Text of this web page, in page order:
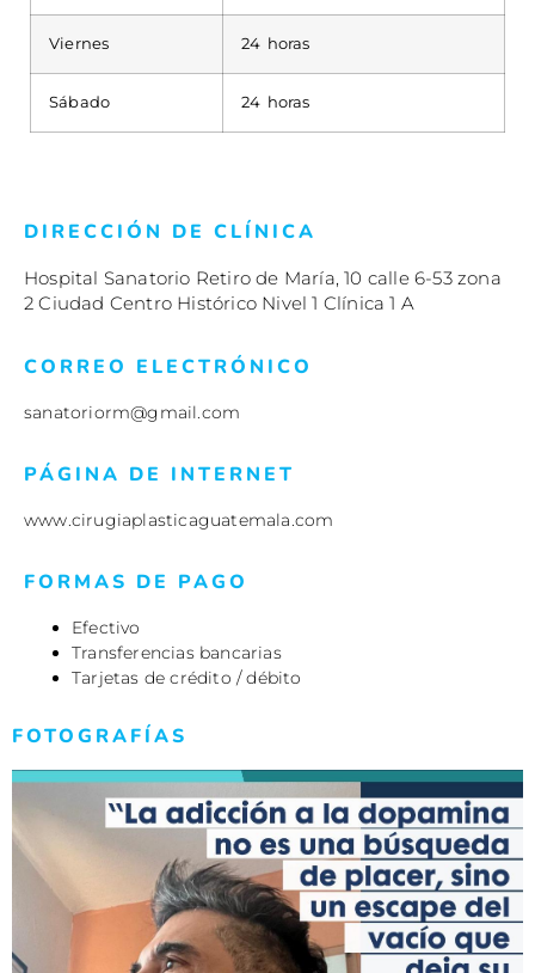
Viernes 24 horas
Sábado 24 horas
DIRECCIÓN DE CLÍNICA
Hospital Sanatorio Retiro de María, 10 calle 6-53 zona
2 Ciudad Centro Histórico Nivel 1 Clínica 1 A
CORREO ELECTRÓNICO
sanatoriorm@gmail.com
PÁGINA DE INTERNET
www.cirugiaplasticaguatemala.com
FORMAS DE PAGO
Efectivo
Transferencias bancarias
Tarjetas de crédito / débito
FOTOGRAFÍAS